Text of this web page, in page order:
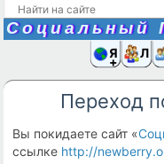
Социальный
Я и
Переход
Вы покидаете сайт «
ссылке http://